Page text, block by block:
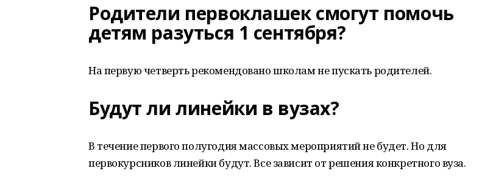
Родители первоклашек смогут помочь
детям разуться 1 сентября?
На первую четверть рекомендовано школам не пускать родителей.
Будут ли линейки в вузах?
В течение первого полугодия массовых мероприятий не будет. Но для
первокурсников линейки будут. Все зависит от решения конкретного вуза.